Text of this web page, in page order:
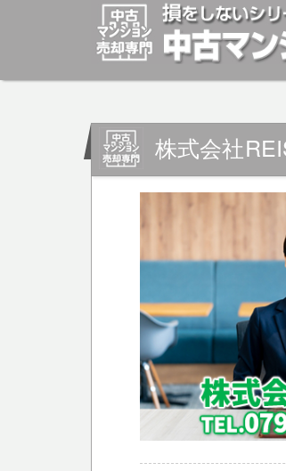
マンションの「売却」は「個人」
安めの売却金額と言われています
株式会社